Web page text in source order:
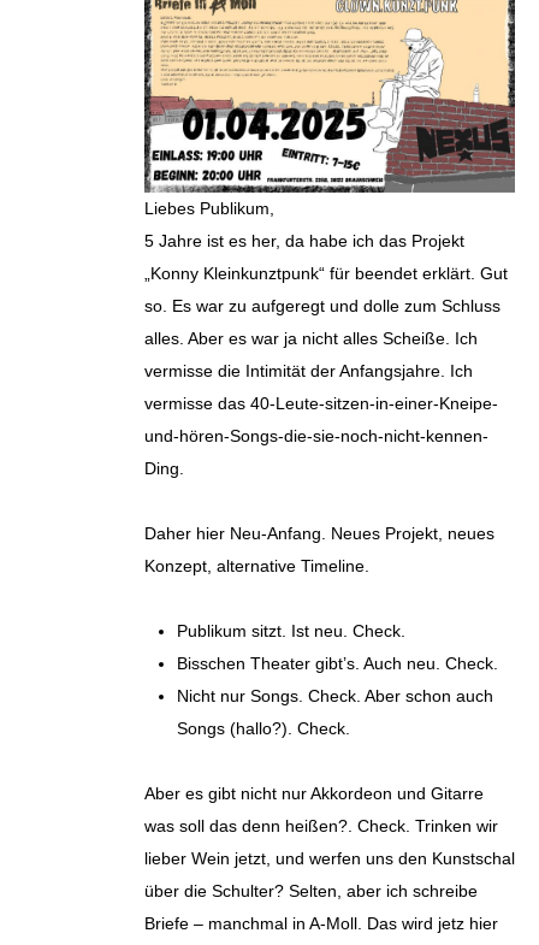
Liebes Publikum,
5 Jahre ist es her, da habe ich das Projekt
„Konny Kleinkunztpunk“ für beendet erklärt. Gut
so. Es war zu aufgeregt und dolle zum Schluss
alles. Aber es war ja nicht alles Scheiße. Ich
vermisse die Intimität der Anfangsjahre. Ich
vermisse das 40-Leute-sitzen-in-einer-Kneipe-
und-hören-Songs-die-sie-noch-nicht-kennen-
Ding.
Daher hier Neu-Anfang. Neues Projekt, neues
Konzept, alternative Timeline.
Publikum sitzt. Ist neu. Check.
Bisschen Theater gibt’s. Auch neu. Check.
Nicht nur Songs. Check. Aber schon auch
Songs (hallo?). Check.
Aber es gibt nicht nur Akkordeon und Gitarre
was soll das denn heißen?. Check. Trinken wir
lieber Wein jetzt, und werfen uns den Kunstschal
über die Schulter? Selten, aber ich schreibe
Briefe – manchmal in A-Moll. Das wird jetz hier